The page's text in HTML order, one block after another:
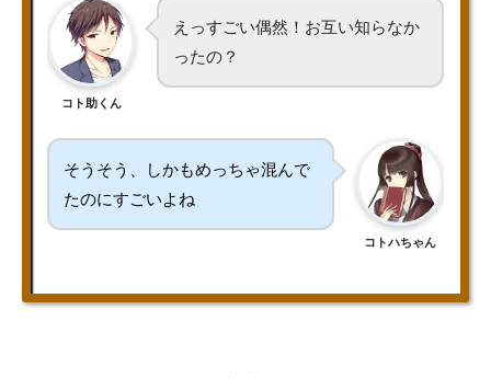
コト助くん
えっすごい偶然！お互い知らなか
ったの？
そうそう、しかもめっちゃ混んで
たのにすごいよね
コトハちゃん